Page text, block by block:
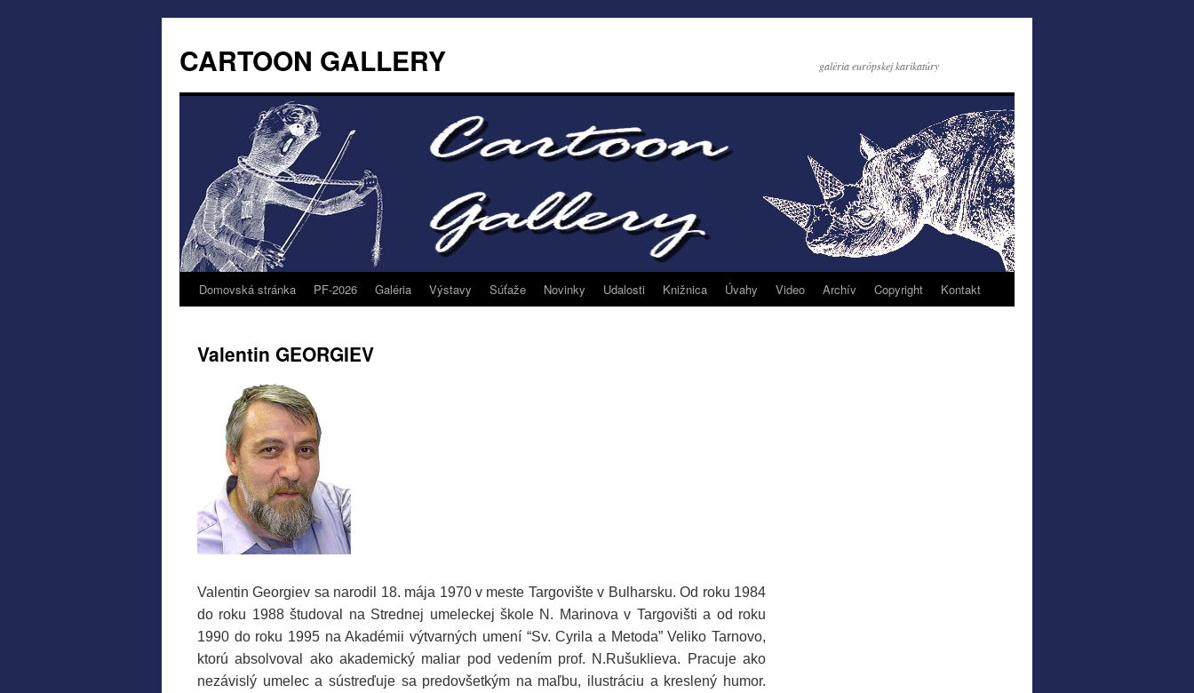
CARTOON GALLERY galéria európskej karikatúry
Domovská stránka PF-2026 Galéria Výstavy Súťaže Novinky Udalosti Knižnica Úvahy Video Archív Copyright Kontakt
Valentin GEORGIEV
Valentin Georgiev sa narodil 18. mája 1970 v meste Targovište v Bulharsku. Od roku 1984
do roku 1988 študoval na Strednej umeleckej škole N. Marinova v Targovišti a od roku
1990 do roku 1995 na Akadémii výtvarných umení “Sv. Cyrila a Metoda” Veliko Tarnovo,
ktorú absolvoval ako akademický maliar pod vedením prof. N.Rušuklieva. Pracuje ako
nezávislý umelec a sústreďuje sa predovšetkým na maľbu, ilustráciu a kreslený humor.